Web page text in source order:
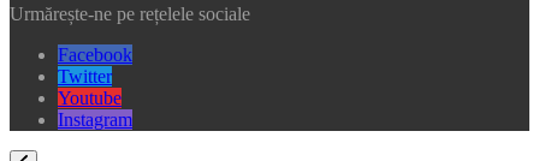
Urmărește-ne pe rețelele sociale
Facebook
Twitter
Youtube
Instagram